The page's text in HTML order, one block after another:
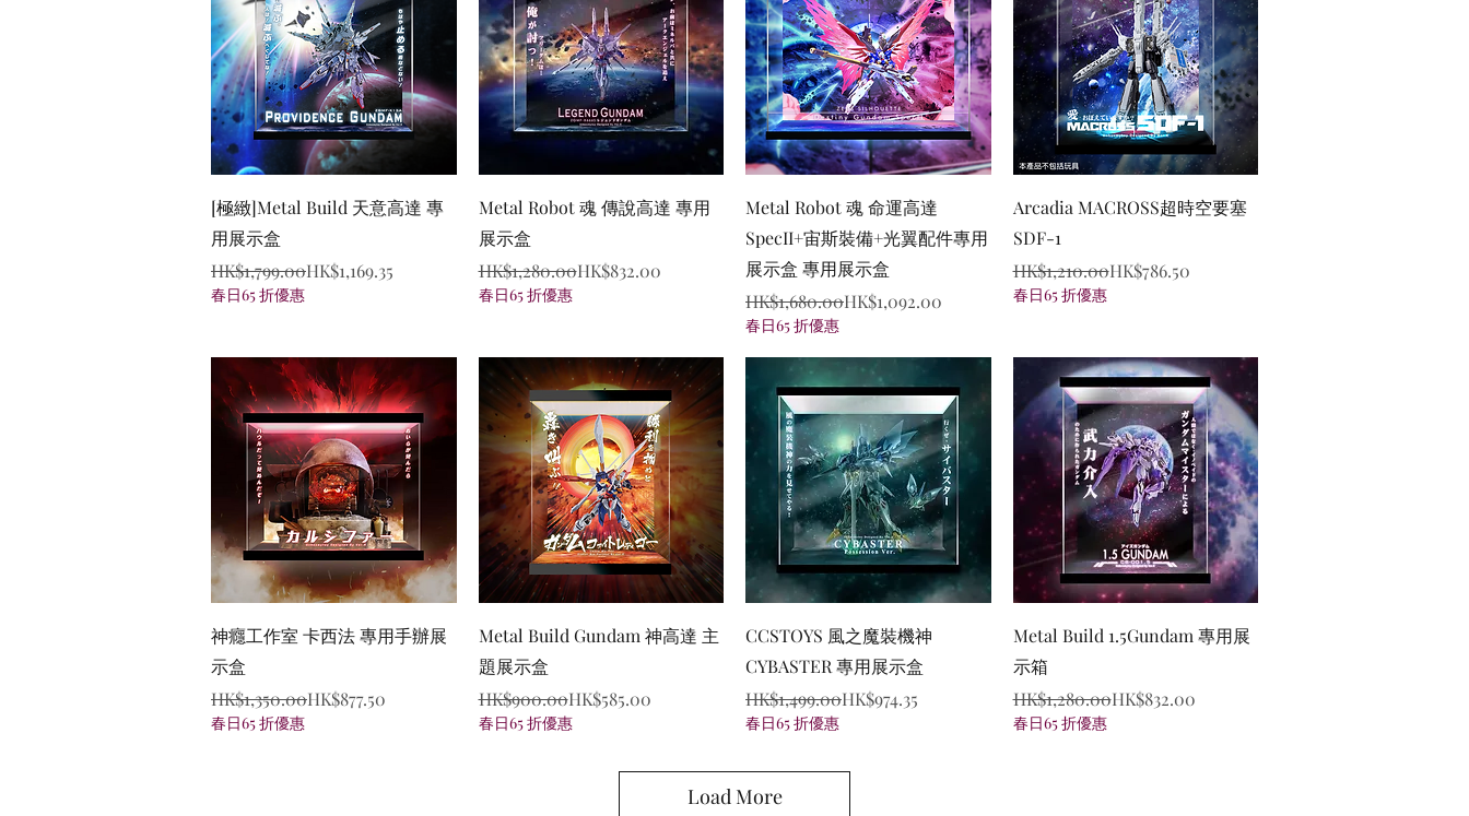
Quick View
[極緻]Metal Build 天意高達 專
用展示盒
Regular Price
HK$1,799.00
Sale Price HK$1,169.35
春日65 折優惠
Quick View
Metal Robot 魂 傳說高達 專用
展示盒
Regular Price
HK$1,280.00
Sale Price HK$832.00
春日65 折優惠
Quick View
Metal Robot 魂 命運高達
SpecII+宙斯裝備+光翼配件專用
展示盒 專用展示盒
Regular Price
HK$1,680.00
Sale Price HK$1,092.00
春日65 折優惠
Quick View
Arcadia MACROSS超時空要塞
SDF-1
Regular Price
HK$1,210.00
Sale Price HK$786.50
春日65 折優惠
Quick View
神癮工作室 卡西法 專用手辦展
示盒
Regular Price
HK$1,350.00
Sale Price HK$877.50
春日65 折優惠
Quick View
Metal Build Gundam 神高達 主
題展示盒
Regular Price
HK$900.00
Sale Price HK$585.00
春日65 折優惠
Quick View
CCSTOYS 風之魔裝機神
CYBASTER 專用展示盒
Regular Price
HK$1,499.00
Sale Price HK$974.35
春日65 折優惠
Quick View
Metal Build 1.5Gundam 專用展
示箱
Regular Price
HK$1,280.00
Sale Price HK$832.00
春日65 折優惠
Load More